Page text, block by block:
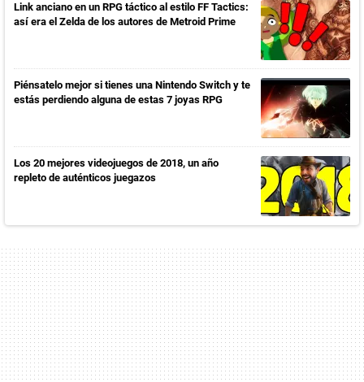
Link anciano en un RPG táctico al estilo FF Tactics:
así era el Zelda de los autores de Metroid Prime
Piénsatelo mejor si tienes una Nintendo Switch y te
estás perdiendo alguna de estas 7 joyas RPG
Los 20 mejores videojuegos de 2018, un año
repleto de auténticos juegazos